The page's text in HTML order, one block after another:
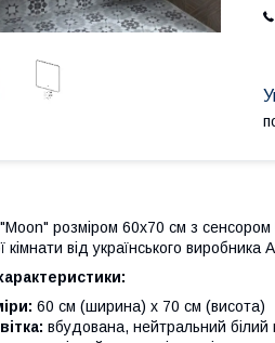
розміром 60x70 см з
кімнати від українського виробника
60 см (ширина) x 70 см (висота)
вбудована, нейтральний білий